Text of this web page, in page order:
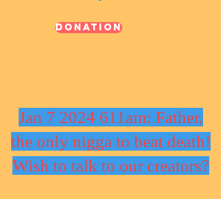
Donation
Jan 7 2024 611am: Father,
the only nigga to beat death!
Wish to talk to our creators?